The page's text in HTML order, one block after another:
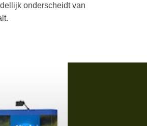
onderscheidt van